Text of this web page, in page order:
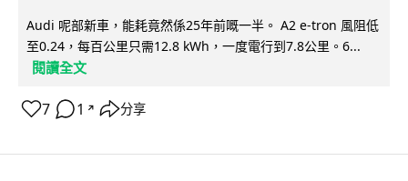
Audi 呢部新車，能耗竟然係25年前嘅一半。 A2 e-tron 風阻低
至0.24，每百公里只需12.8 kWh，一度電行到7.8公里。6...
閱讀全文
7 1 ↗ 分享